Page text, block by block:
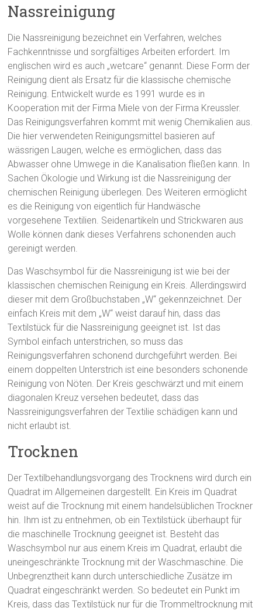
Nassreinigung
Die Nassreinigung bezeichnet ein Verfahren, welches
Fachkenntnisse und sorgfältiges Arbeiten erfordert. Im
englischen wird es auch „wetcare“ genannt. Diese Form der
Reinigung dient als Ersatz für die klassische chemische
Reinigung. Entwickelt wurde es 1991 wurde es in
Kooperation mit der Firma Miele von der Firma Kreussler.
Das Reinigungsverfahren kommt mit wenig Chemikalien aus.
Die hier verwendeten Reinigungsmittel basieren auf
wässrigen Laugen, welche es ermöglichen, dass das
Abwasser ohne Umwege in die Kanalisation fließen kann. In
Sachen Ökologie und Wirkung ist die Nassreinigung der
chemischen Reinigung überlegen. Des Weiteren ermöglicht
es die Reinigung von eigentlich für Handwäsche
vorgesehene Textilien. Seidenartikeln und Strickwaren aus
Wolle können dank dieses Verfahrens schonenden auch
gereinigt werden.
Das Waschsymbol für die Nassreinigung ist wie bei der
klassischen chemischen Reinigung ein Kreis. Allerdingswird
dieser mit dem Großbuchstaben „W“ gekennzeichnet. Der
einfach Kreis mit dem „W“ weist darauf hin, dass das
Textilstück für die Nassreinigung geeignet ist. Ist das
Symbol einfach unterstrichen, so muss das
Reinigungsverfahren schonend durchgeführt werden. Bei
einem doppelten Unterstrich ist eine besonders schonende
Reinigung von Nöten. Der Kreis geschwärzt und mit einem
diagonalen Kreuz versehen bedeutet, dass das
Nassreinigungsverfahren der Textilie schädigen kann und
nicht erlaubt ist.
Trocknen
Der Textilbehandlungsvorgang des Trocknens wird durch ein
Quadrat im Allgemeinen dargestellt. Ein Kreis im Quadrat
weist auf die Trocknung mit einem handelsüblichen Trockner
hin. Ihm ist zu entnehmen, ob ein Textilstück überhaupt für
die maschinelle Trocknung geeignet ist. Besteht das
Waschsymbol nur aus einem Kreis im Quadrat, erlaubt die
uneingeschränkte Trocknung mit der Waschmaschine. Die
Unbegrenztheit kann durch unterschiedliche Zusätze im
Quadrat eingeschränkt werden. So bedeutet ein Punkt im
Kreis, dass das Textilstück nur für die Trommeltrocknung mit